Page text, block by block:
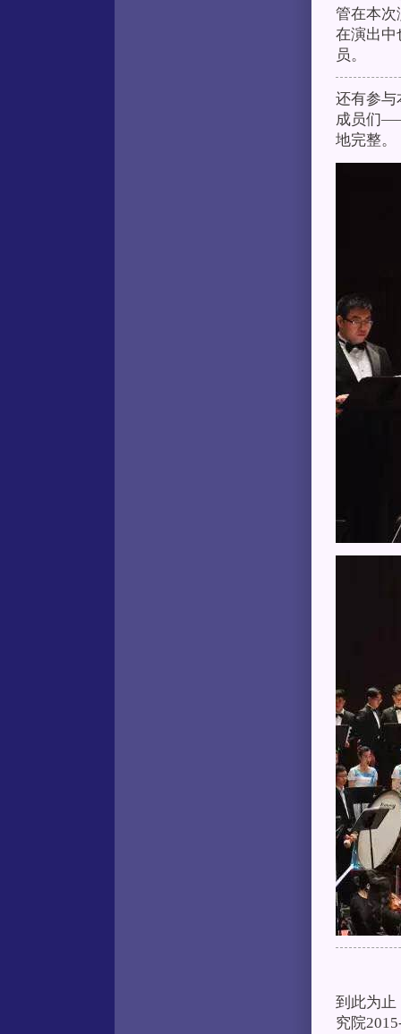
管在本次
在演出中
员。
还有参与
成员们
地完整。
到此为止
究院